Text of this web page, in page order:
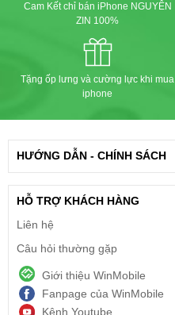
Cam Kết chỉ bán iPhone NGUYÊN
ZIN 100%
Tặng ốp lưng và cường lực khi mua
iphone
HƯỚNG DẪN - CHÍNH SÁCH
HỖ TRỢ KHÁCH HÀNG
Liên hệ
Câu hỏi thường gặp
Giới thiệu WinMobile
Fanpage của WinMobile
Kênh Youtube